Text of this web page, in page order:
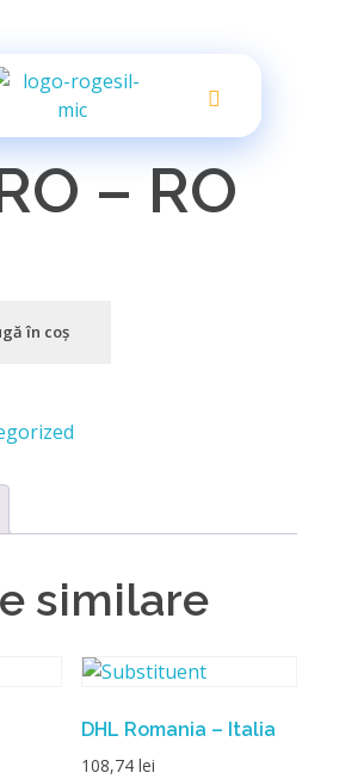
Rogesil
Curierul tău online!
– RO
în coș
similare
DHL Romania – Italia
108,74 lei